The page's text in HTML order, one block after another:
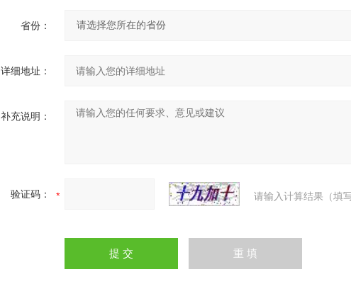
省份：
详细地址：
补充说明：
验证码： 请输入计算结果（填